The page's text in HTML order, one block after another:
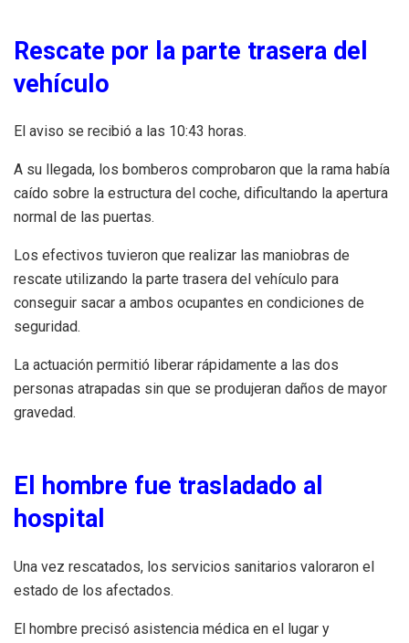
Rescate por la parte trasera del
vehículo
El aviso se recibió a las 10:43 horas.
A su llegada, los bomberos comprobaron que la rama había
caído sobre la estructura del coche, dificultando la apertura
normal de las puertas.
Los efectivos tuvieron que realizar las maniobras de
rescate utilizando la parte trasera del vehículo para
conseguir sacar a ambos ocupantes en condiciones de
seguridad.
La actuación permitió liberar rápidamente a las dos
personas atrapadas sin que se produjeran daños de mayor
gravedad.
El hombre fue trasladado al
hospital
Una vez rescatados, los servicios sanitarios valoraron el
estado de los afectados.
El hombre precisó asistencia médica en el lugar y